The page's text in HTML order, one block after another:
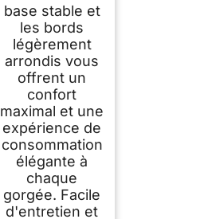
base stable et
les bords
légèrement
arrondis vous
offrent un
confort
maximal et une
expérience de
consommation
élégante à
chaque
gorgée. Facile
d'entretien et